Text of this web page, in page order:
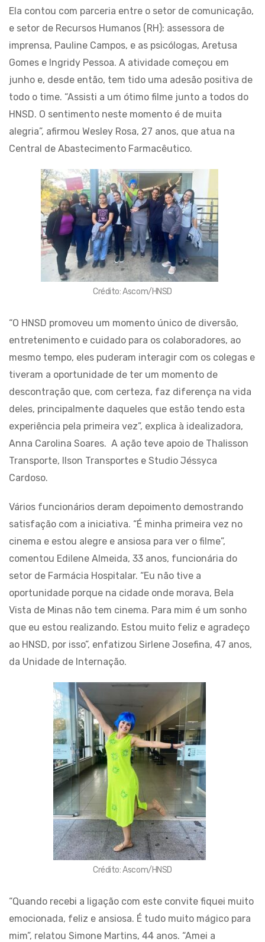
Ela contou com parceria entre o setor de comunicação,
e setor de Recursos Humanos (RH): assessora de
imprensa, Pauline Campos, e as psicólogas, Aretusa
Gomes e Ingridy Pessoa. A atividade começou em
junho e, desde então, tem tido uma adesão positiva de
todo o time. “Assisti a um ótimo filme junto a todos do
HNSD. O sentimento neste momento é de muita
alegria”, afirmou Wesley Rosa, 27 anos, que atua na
Central de Abastecimento Farmacêutico.
Crédito: Ascom/HNSD
“O HNSD promoveu um momento único de diversão,
entretenimento e cuidado para os colaboradores, ao
mesmo tempo, eles puderam interagir com os colegas e
tiveram a oportunidade de ter um momento de
descontração que, com certeza, faz diferença na vida
deles, principalmente daqueles que estão tendo esta
experiência pela primeira vez”, explica à idealizadora,
Anna Carolina Soares. A ação teve apoio de Thalisson
Transporte, Ilson Transportes e Studio Jéssyca
Cardoso.
Vários funcionários deram depoimento demostrando
satisfação com a iniciativa. “É minha primeira vez no
cinema e estou alegre e ansiosa para ver o filme”,
comentou Edilene Almeida, 33 anos, funcionária do
setor de Farmácia Hospitalar. “Eu não tive a
oportunidade porque na cidade onde morava, Bela
Vista de Minas não tem cinema. Para mim é um sonho
que eu estou realizando. Estou muito feliz e agradeço
ao HNSD, por isso”, enfatizou Sirlene Josefina, 47 anos,
da Unidade de Internação.
Crédito: Ascom/HNSD
“Quando recebi a ligação com este convite fiquei muito
emocionada, feliz e ansiosa. É tudo muito mágico para
mim”, relatou Simone Martins, 44 anos. “Amei a